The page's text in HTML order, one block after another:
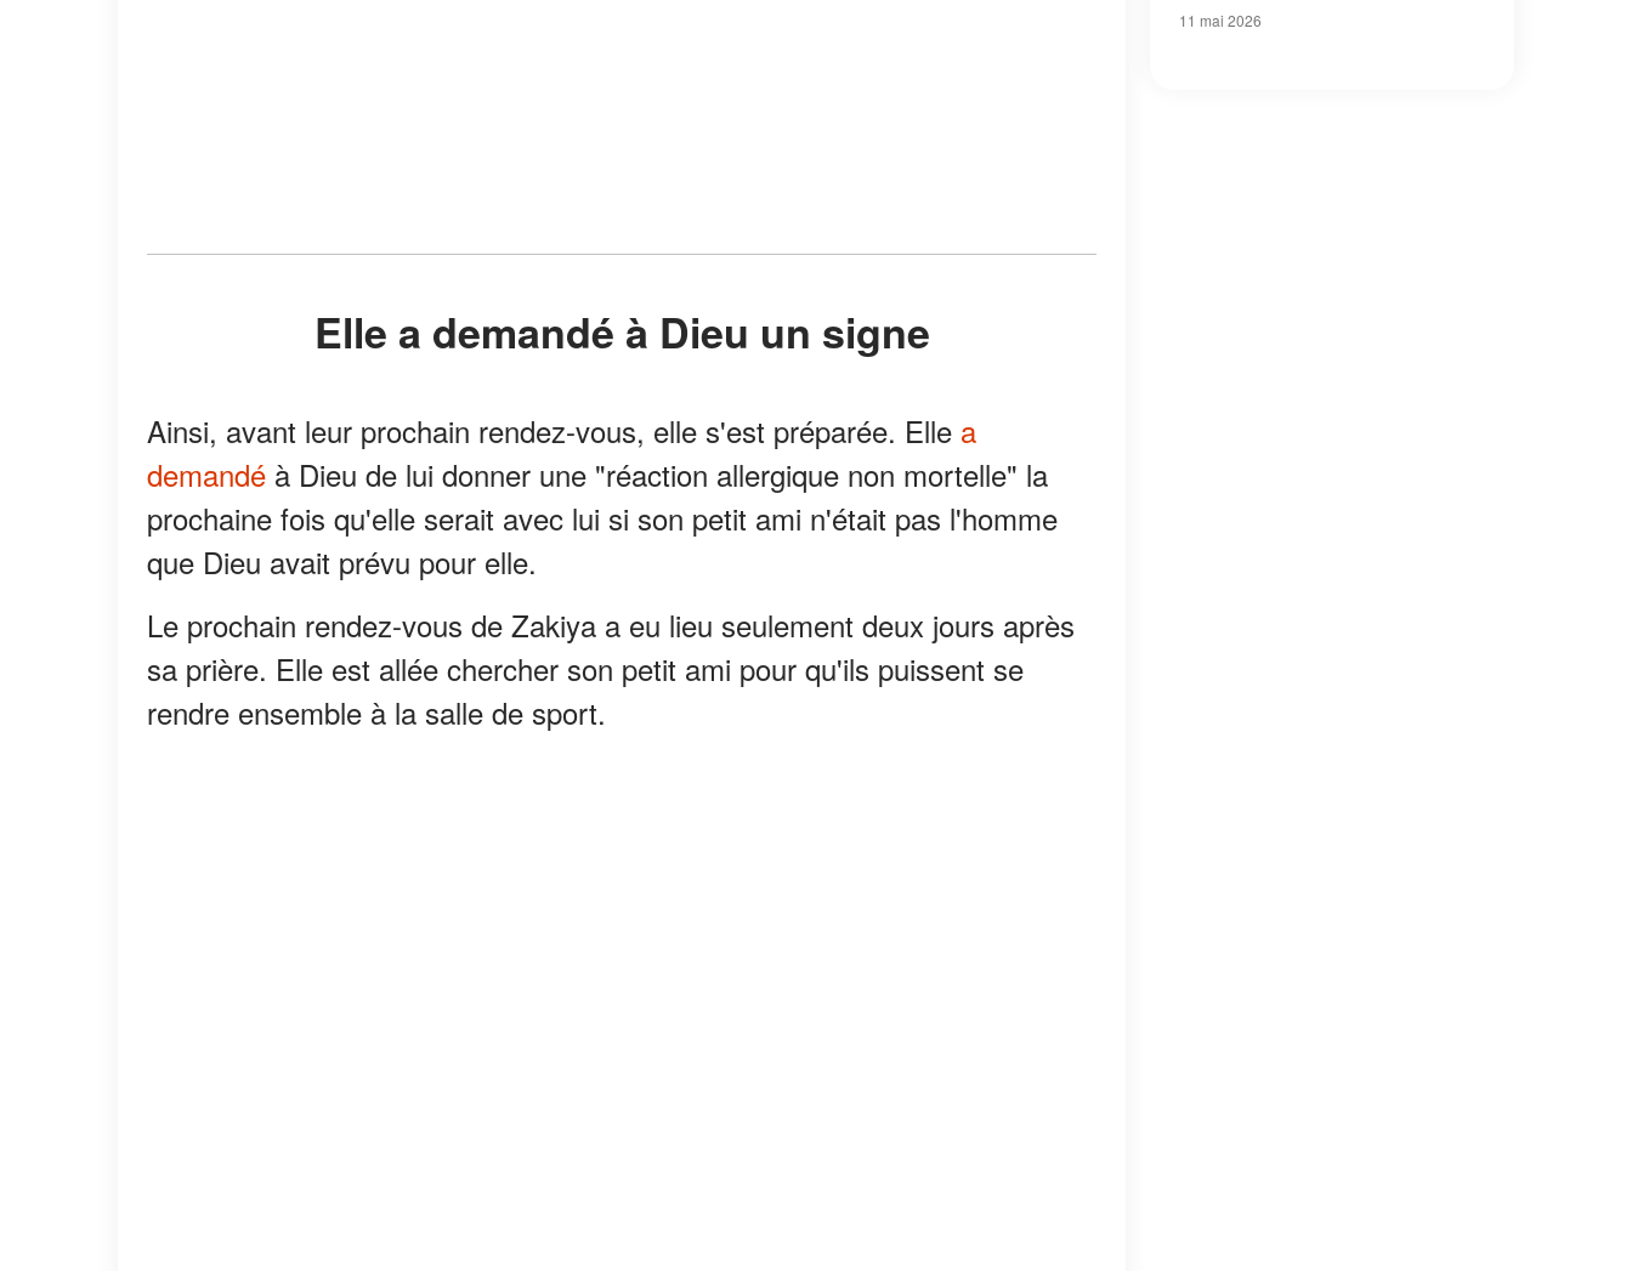
Elle a demandé à Dieu un signe
Ainsi, avant leur prochain rendez-vous, elle s'est préparée. Elle a
demandé à Dieu de lui donner une "réaction allergique non mortelle" la
prochaine fois qu'elle serait avec lui si son petit ami n'était pas l'homme
que Dieu avait prévu pour elle.
Le prochain rendez-vous de Zakiya a eu lieu seulement deux jours après
sa prière. Elle est allée chercher son petit ami pour qu'ils puissent se
rendre ensemble à la salle de sport.
11 mai 2026